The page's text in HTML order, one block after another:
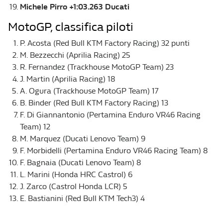
Michele Pirro +1:03.263 Ducati
MotoGP, classifica piloti
P. Acosta (Red Bull KTM Factory Racing) 32 punti
M. Bezzecchi (Aprilia Racing) 25
R. Fernandez (Trackhouse MotoGP Team) 23
J. Martin (Aprilia Racing) 18
A. Ogura (Trackhouse MotoGP Team) 17
B. Binder (Red Bull KTM Factory Racing) 13
F. Di Giannantonio (Pertamina Enduro VR46 Racing
Team) 12
M. Marquez (Ducati Lenovo Team) 9
F. Morbidelli (Pertamina Enduro VR46 Racing Team) 8
F. Bagnaia (Ducati Lenovo Team) 8
L. Marini (Honda HRC Castrol) 6
J. Zarco (Castrol Honda LCR) 5
E. Bastianini (Red Bull KTM Tech3) 4